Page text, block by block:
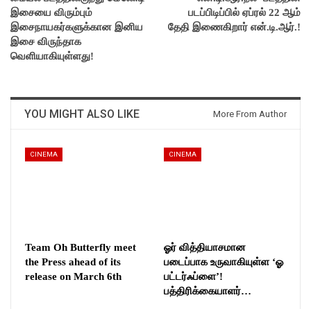
இசையை விரும்பும்
இசைநாயகர்களுக்கான இனிய
இசை விருந்தாக
வெளியாகியுள்ளது!
படப்பிடிப்பில் ஏப்ரல் 22 ஆம்
தேதி இணைகிறார் என்.டி.ஆர்.!
YOU MIGHT ALSO LIKE More From Author
CINEMA
Team Oh Butterfly meet
the Press ahead of its
release on March 6th
CINEMA
ஓர் வித்தியாசமான
படைப்பாக உருவாகியுள்ள ‘ஓ
பட்டர்ஃப்ளை’!
பத்திரிக்கையாளர்…